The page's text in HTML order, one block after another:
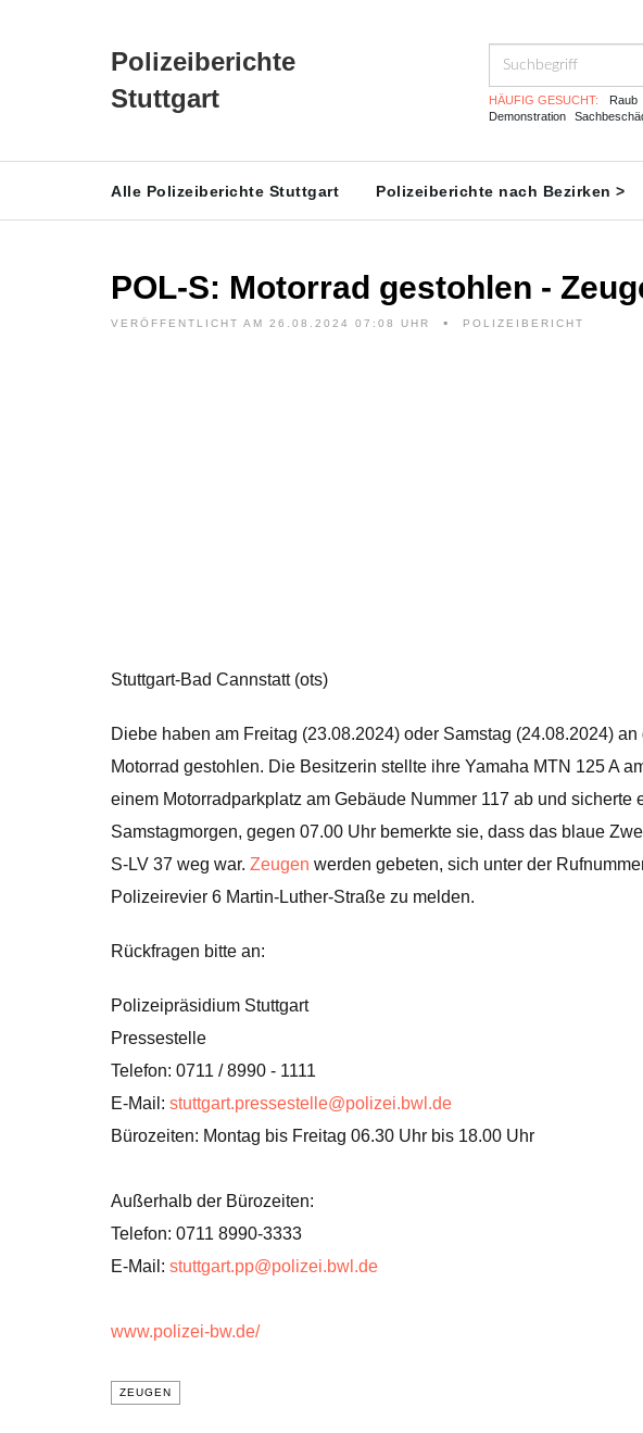
Polizeiberichte
Stuttgart
HÄUFIG GESUCHT: Raub
Demonstration
Alle Polizeiberichte Stuttgart Polizeiberichte nach Bezirken >
POL-S: Motorrad gestohlen -
VERÖFFENTLICHT AM 26.08.2024 07:08 UHR POLIZEIBERICHT
Stuttgart-Bad Cannstatt (ots)
Diebe haben am Freitag (23.08.2024) oder Samstag (24.08.2024)
Motorrad gestohlen. Die Besitzerin stellte ihre Yamaha MTN 125 A
einem Motorradparkplatz am Gebäude Nummer 117 ab und sicherte
Samstagmorgen, gegen 07.00 Uhr bemerkte sie, dass das blaue
S-LV 37 weg war. Zeugen werden gebeten, sich unter der
Polizeirevier 6 Martin-Luther-Straße zu melden.
Rückfragen bitte an:
Polizeipräsidium Stuttgart
Pressestelle
Telefon: 0711 / 8990 - 1111
E-Mail: stuttgart.pressestelle@polizei.bwl.de
Bürozeiten: Montag bis Freitag 06.30 Uhr bis 18.00 Uhr
Außerhalb der Bürozeiten:
Telefon: 0711 8990-3333
E-Mail: stuttgart.pp@polizei.bwl.de
www.polizei-bw.de/
ZEUGEN